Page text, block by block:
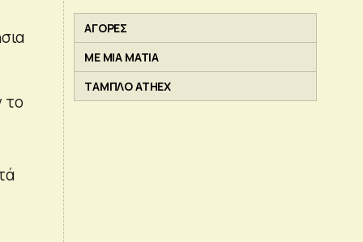
το
ΑΓΟΡΕΣ
ΜΕ ΜΙΑ ΜΑΤΙΑ
ΤΑΜΠΛΟ ATHEX